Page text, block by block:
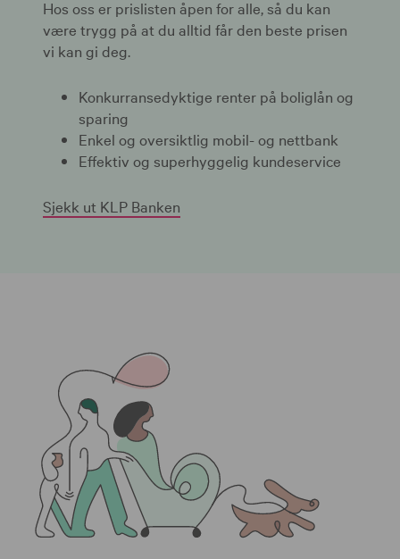
Hos oss er prislisten åpen for alle, så du kan
være trygg på at du alltid får den beste prisen
vi kan gi deg.
Konkurransedyktige renter på boliglån og
sparing
Enkel og oversiktlig mobil- og nettbank
Effektiv og superhyggelig kundeservice
Sjekk ut KLP Banken